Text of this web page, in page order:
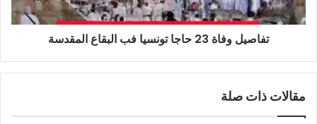
المقدسة
تفاصيل وفاة 23 حاجا تونسيا فب البقاع المقدسة
مقالات ذات صلة